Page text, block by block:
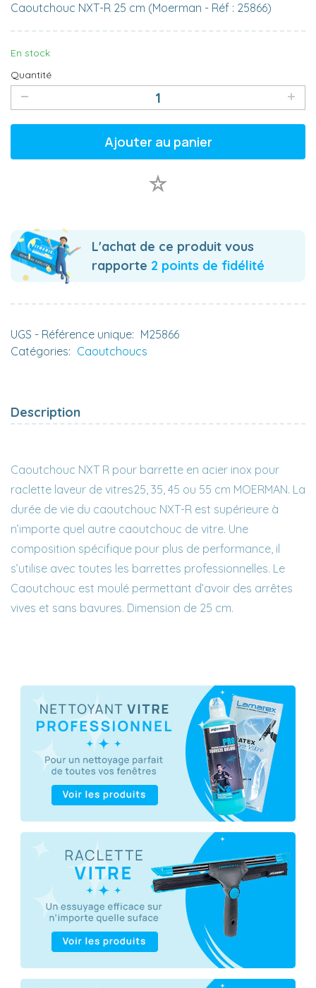
Caoutchouc NXT-R 25 cm (Moerman - Réf : 25866)
En stock
Quantité
Ajouter au panier
L'achat de ce produit vous
rapporte 2 points de fidélité
UGS - Référence unique: M25866
Catégories: Caoutchoucs
Description
Caoutchouc NXT R pour barrette en acier inox pour
raclette laveur de vitres25, 35, 45 ou 55 cm MOERMAN. La
durée de vie du caoutchouc NXT-R est supérieure à
n’importe quel autre caoutchouc de vitre. Une
composition spécifique pour plus de performance, il
s’utilise avec toutes les barrettes professionnelles. Le
Caoutchouc est moulé permettant d’avoir des arrêtes
vives et sans bavures. Dimension de 25 cm.